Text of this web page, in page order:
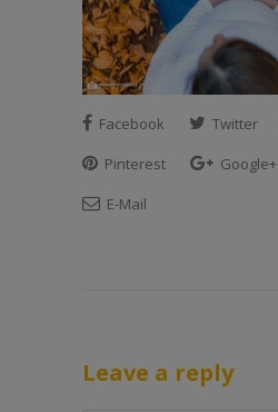
Facebook Twitter
Pinterest
Google+
E-Mail
Leave a reply